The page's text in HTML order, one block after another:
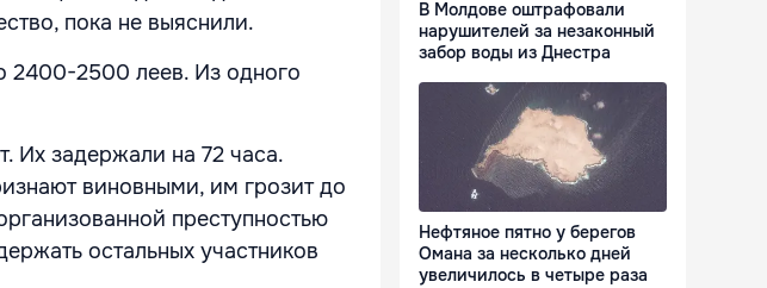
пока не выяснили.
2400-2500 леев. Из одного
Их задержали на 72 часа.
виновными, им грозит до
преступностью
остальных участников
В Молдове оштрафовали
нарушителей за незаконный
забор воды из Днестра
Нефтяное пятно у берегов
Омана за несколько дней
увеличилось в четыре раза